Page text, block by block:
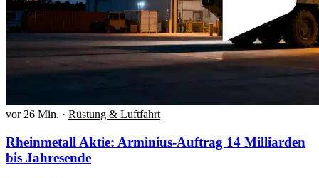
vor 26 Min. · Rüstung & Luftfahrt
Rheinmetall Aktie: Arminius-Auftrag 14 Milliarden
bis Jahresende